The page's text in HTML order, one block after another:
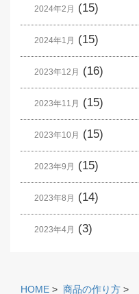
2024年2月 (15)
2024年1月 (15)
2023年12月 (16)
2023年11月 (15)
2023年10月 (15)
2023年9月 (15)
2023年8月 (14)
2023年4月 (3)
HOME > 商品の作り方 >